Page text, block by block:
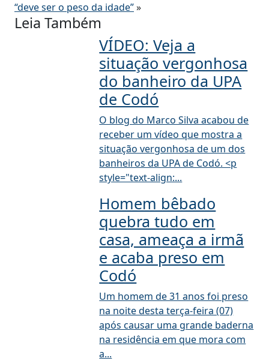
“deve ser o peso da idade”»
Leia Também
VÍDEO: Veja a
situação vergonhosa
do banheiro da UPA
de Codó
O blog do Marco Silva acabou de
receber um vídeo que mostra a
situação vergonhosa de um dos
banheiros da UPA de Codó. <p
style="text-align:...
Homem bêbado
quebra tudo em
casa, ameaça a irmã
e acaba preso em
Codó
Um homem de 31 anos foi preso
na noite desta terça-feira (07)
após causar uma grande baderna
na residência em que mora com
a...